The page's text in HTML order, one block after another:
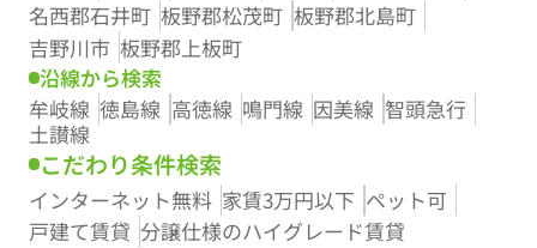
名西郡石井町 板野郡松茂町 板野郡北島町
吉野川市 板野郡上板町
沿線から検索
牟岐線 徳島線 高徳線 鳴門線 因美線 智頭急行
土讃線
こだわり条件検索
インターネット無料 家賃3万円以下 ペット可
戸建て賃貸 分譲仕様のハイグレード賃貸